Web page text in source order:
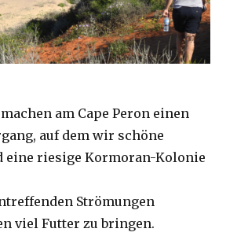
am Cape Peron einen
auf dem wir schöne
eine riesige Kormoran-Kolonie
Strömungen
viel Futter zu bringen.